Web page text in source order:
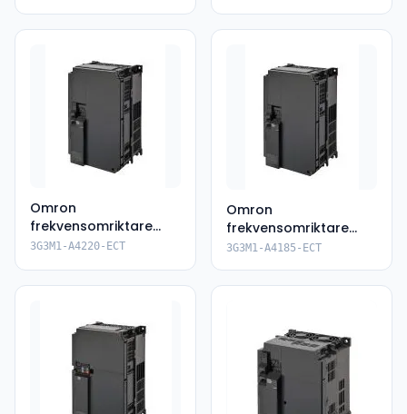
Omron
frekvensomriktare
3G3M1-A4220-ECT
3G3M1-A4220-ECT
Omron
frekvensomriktare
3G3M1-A4185-ECT
3G3M1-A4185-ECT